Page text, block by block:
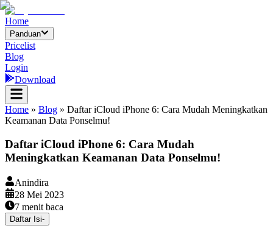
Home
Panduan
Pricelist
Blog
Login
Download
Home » Blog » Daftar iCloud iPhone 6: Cara Mudah Meningkatkan
Keamanan Data Ponselmu!
Daftar iCloud iPhone 6: Cara Mudah
Meningkatkan Keamanan Data Ponselmu!
Anindira
28 Mei 2023
7 menit baca
Daftar Isi-